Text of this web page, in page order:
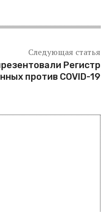
Следующая статья
Регистр
против COVID-19